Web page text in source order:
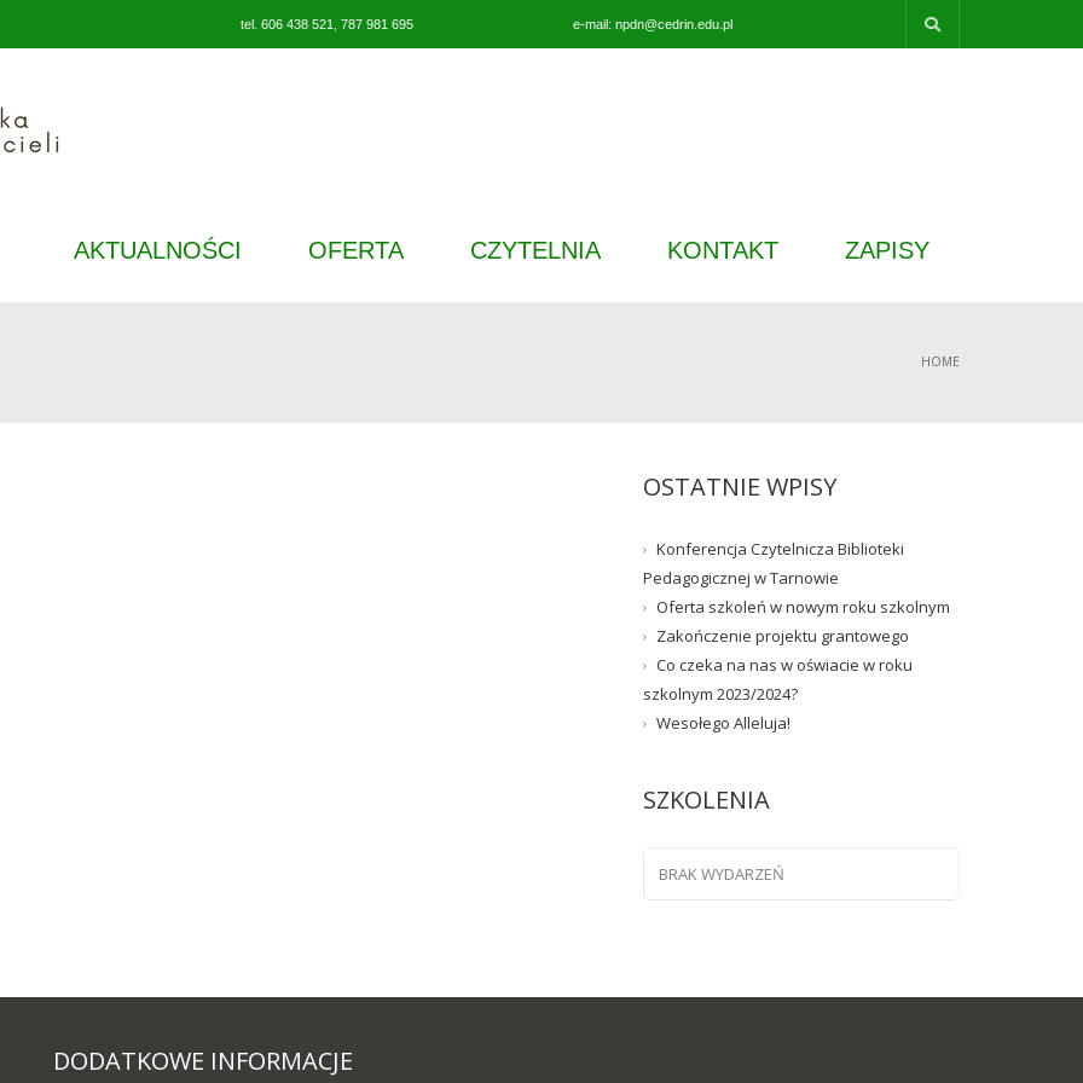
tel. 606 438 521, 787 981 695 e-mail: npdn@cedrin.edu.pl
AKTUALNOŚCI OFERTA CZYTELNIA KONTAKT ZAPISY
HOME
OSTATNIE WPISY
Konferencja Czytelnicza Biblioteki
Pedagogicznej w Tarnowie
Oferta szkoleń w nowym roku szkolnym
Zakończenie projektu grantowego
Co czeka na nas w oświacie w roku
szkolnym 2023/2024?
Wesołego Alleluja!
SZKOLENIA
BRAK WYDARZEŃ
DODATKOWE INFORMACJE